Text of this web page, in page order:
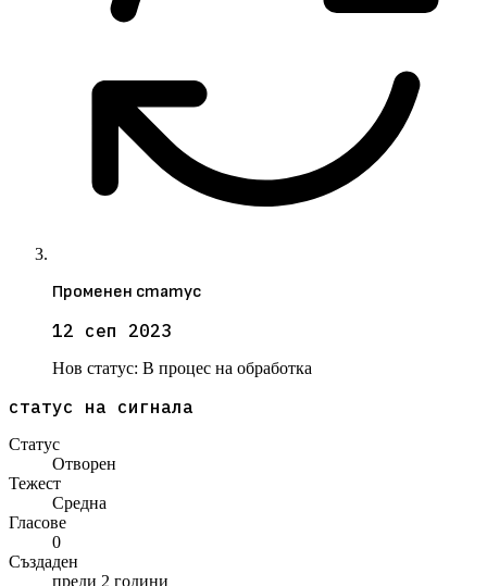
Променен статус
12 сеп 2023
Нов статус: В процес на обработка
статус на сигнала
Статус
Отворен
Тежест
Средна
Гласове
0
Създаден
преди 2 години